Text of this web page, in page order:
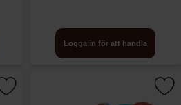
Logga in för att handla